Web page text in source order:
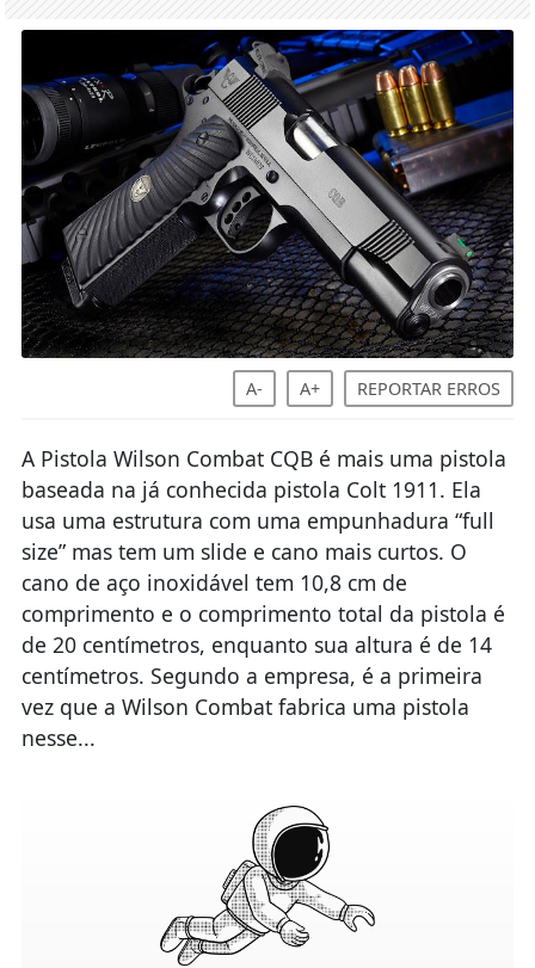
A- A+ REPORTAR ERROS
A Pistola Wilson Combat CQB é mais uma pistola
baseada na já conhecida pistola Colt 1911. Ela
usa uma estrutura com uma empunhadura “full
size” mas tem um slide e cano mais curtos. O
cano de aço inoxidável tem 10,8 cm de
comprimento e o comprimento total da pistola é
de 20 centímetros, enquanto sua altura é de 14
centímetros. Segundo a empresa, é a primeira
vez que a Wilson Combat fabrica uma pistola
nesse...